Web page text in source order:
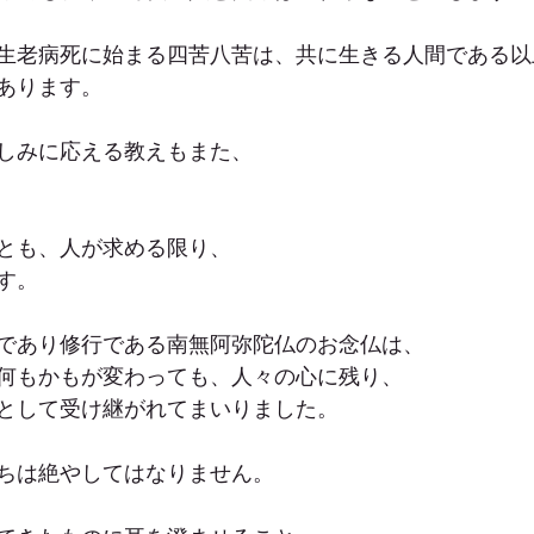
老病死に始まる四苦八苦は、共に生きる人間である
ます。
みに応える教えもまた、
、人が求める限り、
あり修行である南無阿弥陀仏のお念仏は、
もかもが変わっても、人々の心に残り、
して受け継がれてまいりました。
は絶やしてはなりません。